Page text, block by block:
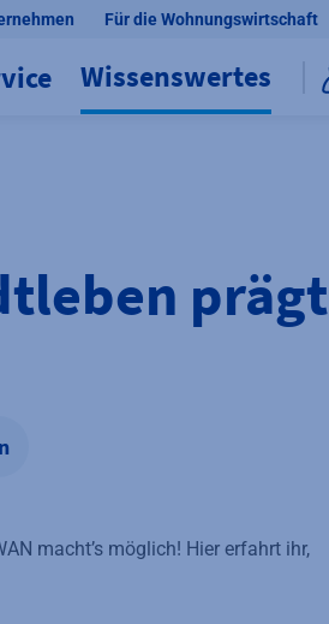
Für die Wohnungswirtschaft
Wissenswertes
prägt
macht’s möglich! Hier erfahrt ihr,